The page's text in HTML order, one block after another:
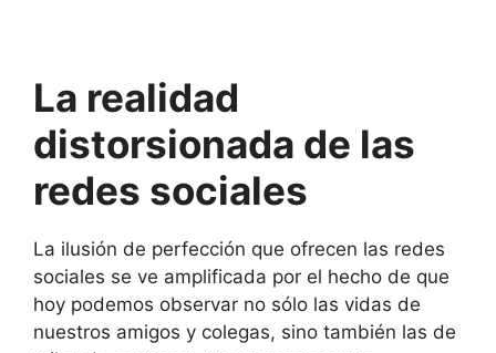
La realidad
distorsionada de las
redes sociales
La ilusión de perfección que ofrecen las redes
sociales se ve amplificada por el hecho de que
hoy podemos observar no sólo las vidas de
nuestros amigos y colegas, sino también las de